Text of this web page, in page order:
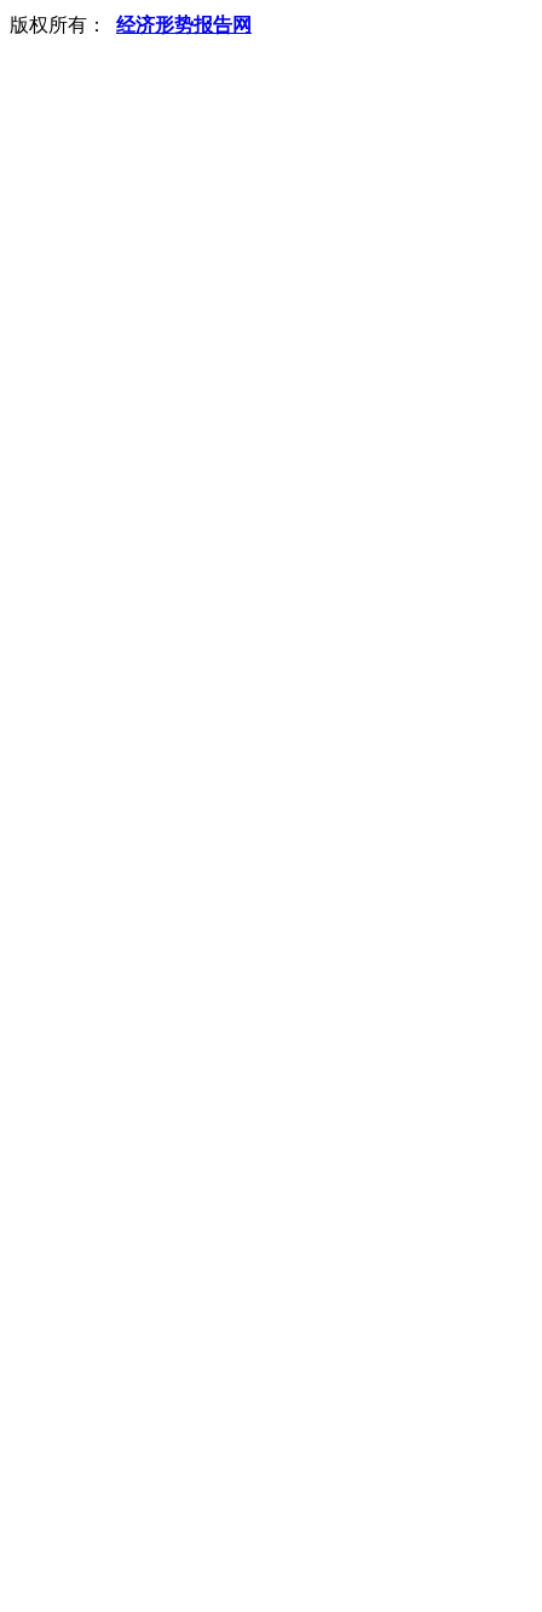
版权所有： 经济形势报告网